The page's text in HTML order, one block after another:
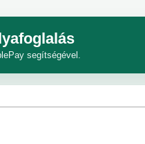
segítségével.